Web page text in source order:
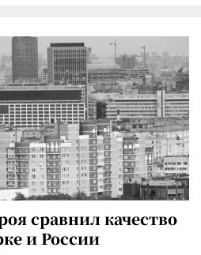
сравнил качество
и России